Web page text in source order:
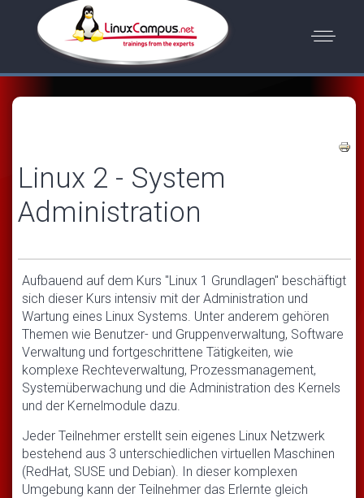
Linux 2 - System
Administration
Aufbauend auf dem Kurs "Linux 1 Grundlagen" beschäftigt
sich dieser Kurs intensiv mit der Administration und
Wartung eines Linux Systems. Unter anderem gehören
Themen wie Benutzer- und Gruppenverwaltung, Software
Verwaltung und fortgeschrittene Tätigkeiten, wie
komplexe Rechteverwaltung, Prozessmanagement,
Systemüberwachung und die Administration des Kernels
und der Kernelmodule dazu.
Jeder Teilnehmer erstellt sein eigenes Linux Netzwerk
bestehend aus 3 unterschiedlichen virtuellen Maschinen
(RedHat, SUSE und Debian). In dieser komplexen
Umgebung kann der Teilnehmer das Erlernte gleich